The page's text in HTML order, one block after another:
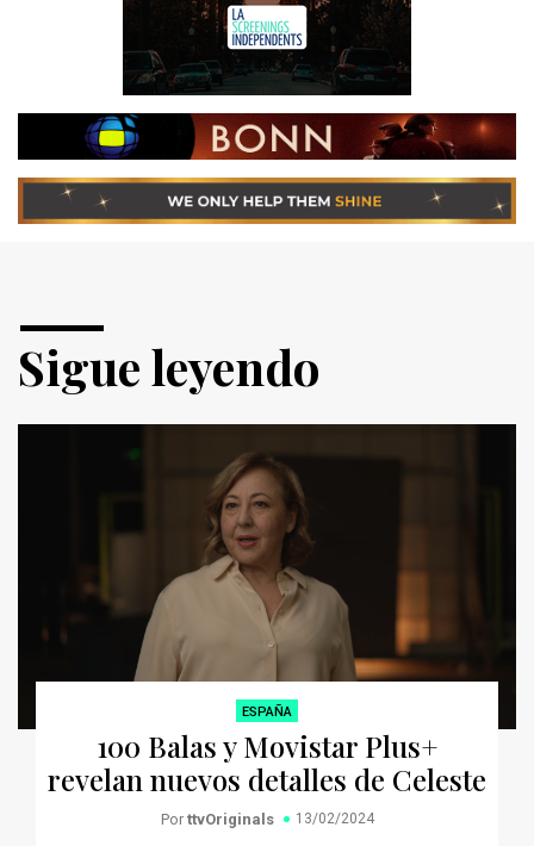
Sigue leyendo
ESPAÑA
100 Balas y Movistar Plus+
revelan nuevos detalles de Celeste
Por ttvOriginals 13/02/2024